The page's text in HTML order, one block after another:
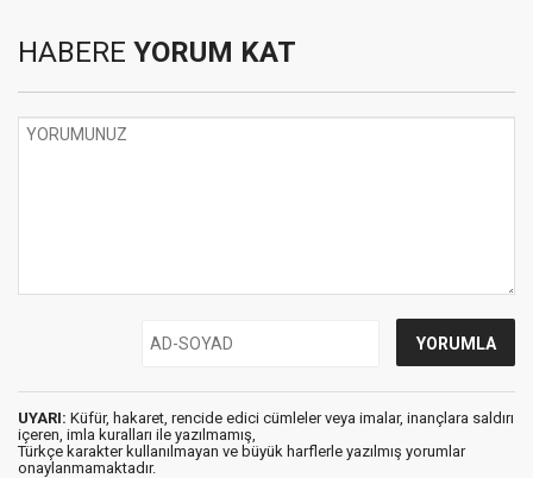
HABERE YORUM KAT
UYARI: Küfür, hakaret, rencide edici cümleler veya imalar, inançlara saldırı
içeren, imla kuralları ile yazılmamış,
Türkçe karakter kullanılmayan ve büyük harflerle yazılmış yorumlar
onaylanmamaktadır.